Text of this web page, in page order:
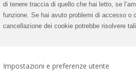
di tenere traccia di quello che hai letto, se
funzione. Se hai avuto problemi di accesso o
cancellazione dei cookie potrebbe risolvere
Impostazioni e preferenze utente